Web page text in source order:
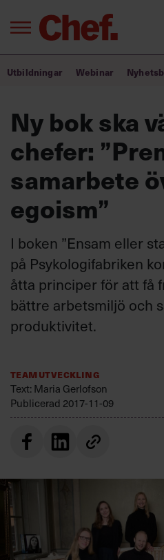
Annonsera
Om oss
Kontakta oss
Kundservice
Villkor och policy för
personuppgiftsbehandling
Sök
efter:
Bra ledare
Utbildning för
Populära
Utbildningar Webinar
Ny bok ska
chefer:
samarbete
egoism”
I boken ”Ensam eller
på Psykologifabriken
åtta principer för att få
bättre arbetsmiljö och
produktivitet.
Teamutveckling
Text: Maria Gerlofson
Publicerad 2017-11-09